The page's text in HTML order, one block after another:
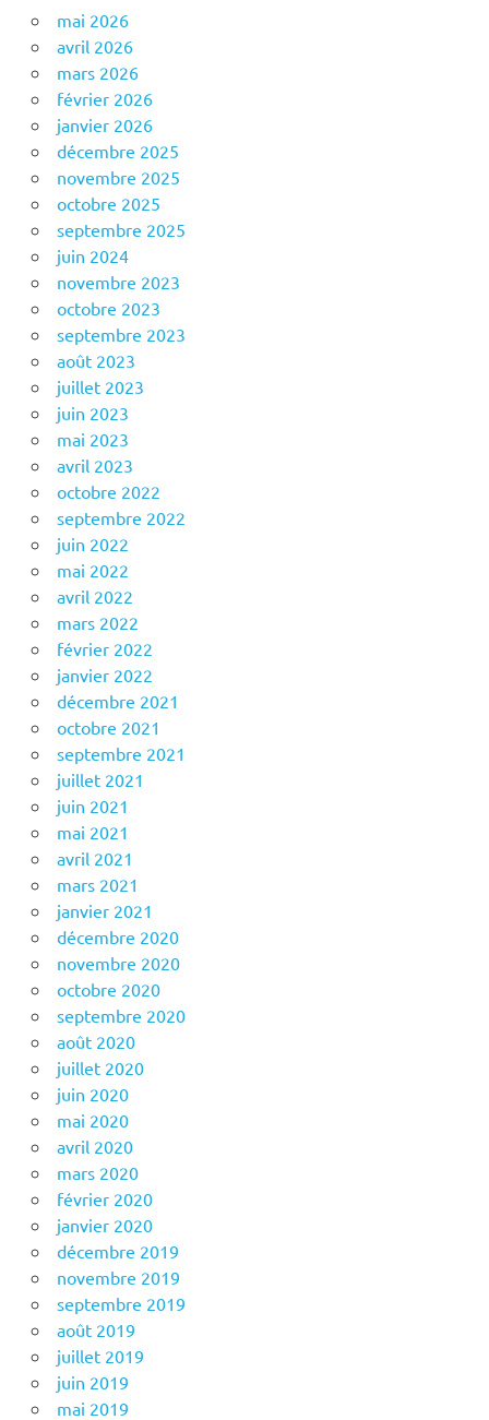
mai 2026
avril 2026
mars 2026
février 2026
janvier 2026
décembre 2025
novembre 2025
octobre 2025
septembre 2025
juin 2024
novembre 2023
octobre 2023
septembre 2023
août 2023
juillet 2023
juin 2023
mai 2023
avril 2023
octobre 2022
septembre 2022
juin 2022
mai 2022
avril 2022
mars 2022
février 2022
janvier 2022
décembre 2021
octobre 2021
septembre 2021
juillet 2021
juin 2021
mai 2021
avril 2021
mars 2021
janvier 2021
décembre 2020
novembre 2020
octobre 2020
septembre 2020
août 2020
juillet 2020
juin 2020
mai 2020
avril 2020
mars 2020
février 2020
janvier 2020
décembre 2019
novembre 2019
septembre 2019
août 2019
juillet 2019
juin 2019
mai 2019